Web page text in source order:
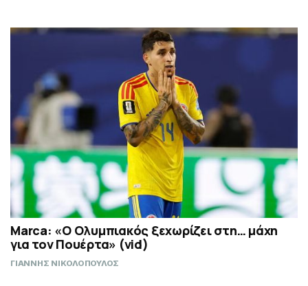
Marca: «Ο Ολυμπιακός ξεχωρίζει στη… μάχη
για τον Πουέρτα» (vid)
ΓΙΑΝΝΗΣ ΝΙΚΟΛΟΠΟΥΛΟΣ